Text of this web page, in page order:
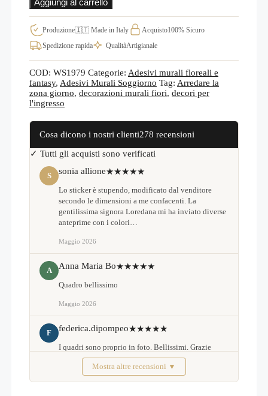
soffioni
per
arredare
con
stile
pareti
WS1979
quantità
Produzione🇮🇹 Made in Italy Acquisto100% Sicuro
Spedizione rapida
QualitàArtigianale
COD: WS1979 Categorie: Adesivi murali floreali e
fantasy, Adesivi Murali Soggiorno Tag: Arredare la
zona giorno, decorazioni murali fiori, decori per
l'ingresso
Cosa dicono i nostri clienti278 recensioni
✓ Tutti gli acquisti sono verificati
S sonia allione★★★★★
Lo sticker è stupendo, modificato dal venditore
secondo le dimensioni a me confacenti. La
gentilissima signora Loredana mi ha inviato diverse
anteprime con i colori…
Maggio 2026
A Anna Maria Bo★★★★★
Quadro bellissimo
Maggio 2026
F federica.dipompeo★★★★★
I quadri sono proprio in foto. Bellissimi. Grazie
Febbraio 2026Mostra altre recensioni ▼